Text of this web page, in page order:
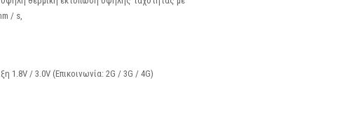
/ s,
1.8V / 3.0V (Επικοινωνία: 2G / 3G / 4G)